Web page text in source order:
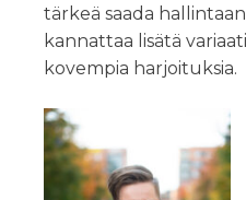
tärkeä saada
kannattaa lisätä
kovempia harjoituksia.